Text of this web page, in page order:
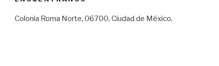
Colonia Roma Norte, 06700, Ciudad de México.